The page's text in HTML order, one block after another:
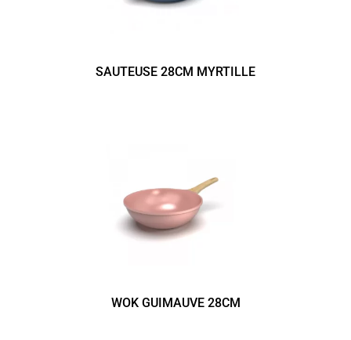
SAUTEUSE 28CM MYRTILLE
WOK GUIMAUVE 28CM